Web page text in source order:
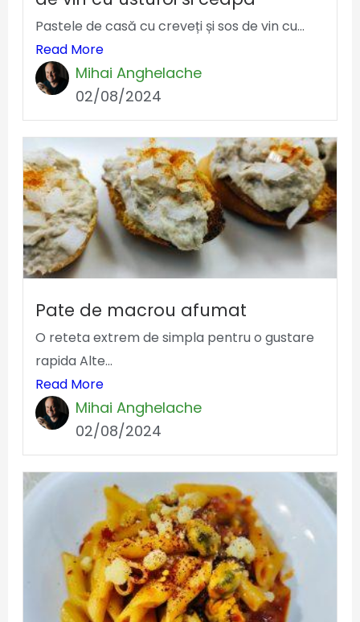
Pastele de casă cu creveți și sos de vin cu...
Read More
Mihai Anghelache
02/08/2024
Pate de macrou afumat
O reteta extrem de simpla pentru o gustare
rapida Alte...
Read More
Mihai Anghelache
02/08/2024